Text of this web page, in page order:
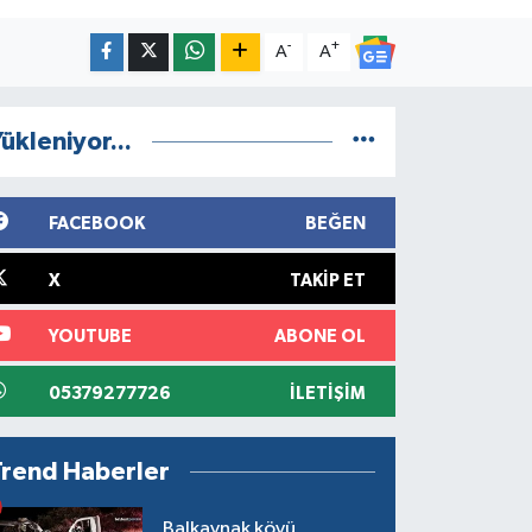
A- A+
FACEBOOK BEĞEN
X TAKIP ET
YOUTUBE ABONE OL
05379277726 İLETIŞIM
Haberler